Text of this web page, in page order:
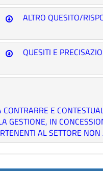
ALTRO QUESITO/
QUESITI E
E
GESTIONE, IN
AL SETTORE